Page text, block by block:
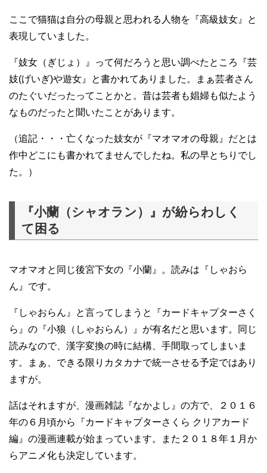
ここで猫猫は自分の母親と思われる人物を『高級妓女』と
表現していました。
『妓女（ぎじょ）』って何だろうと思い調べたところ『芸
妓(げいぎ)や遊女』と書かれてありました。まぁ芸者さん
のたぐいだったってことかと。昔は芸者も娼婦も似たよう
なものだったと聞いたことがあります。
（追記・・・亡くなった妓女が『マオマオの母親』だとは
作中どこにも書かれてませんでしたね。私の早とちりでし
た。）
『小蘭（シャオラン）』が紛らわしく
て困る
マオマオと同じ後宮下女の『小蘭』。読みは『しゃおら
ん』です。
『しゃおらん』と言ってしまうと『カードキャプターさく
ら』の『小狼（しゃおらん）』が有名だと思います。同じ
読みなので、漢字変換の時に結構、手間取ってしまいま
す。まぁ、できる限りカタカナで統一させる予定ではあり
ますが。
話はそれますが、漫画雑誌『なかよし』の方で、２０１６
年の６月頃から『カードキャプターさくら クリアカード
編』の漫画連載が始まっています。また２０１８年１月か
らアニメ化も決定しています。